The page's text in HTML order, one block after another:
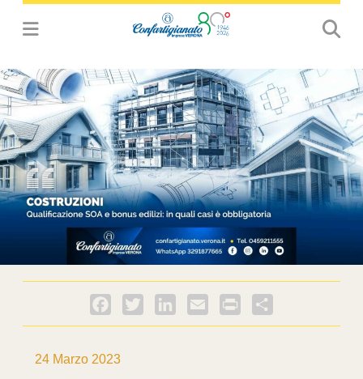
Facebook
Twitter LinkedInEmail PrintFriendly
24 Marzo 2023